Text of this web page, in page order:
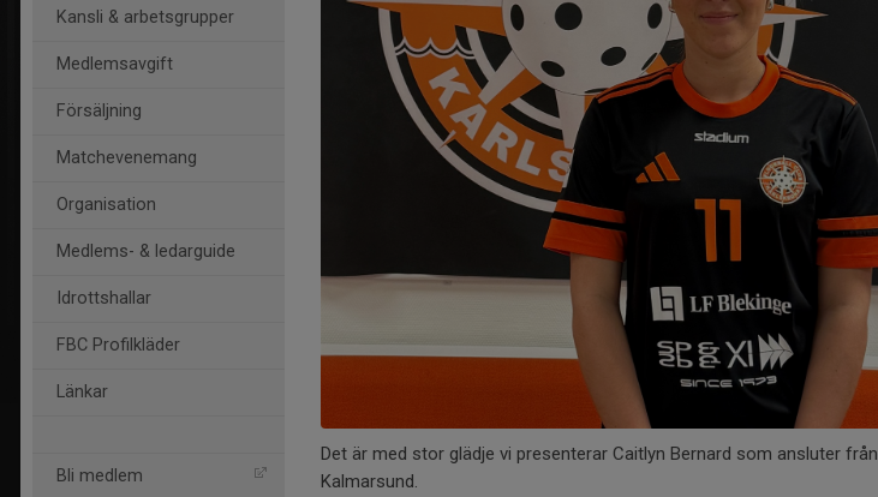
Kansli & arbetsgrupper
Medlemsavgift
Försäljning
Matchevenemang
Organisation
Medlems- & ledarguide
Idrottshallar
FBC Profilkläder
Länkar
Bli medlem
Det är med stor glädje vi presenterar Caitlyn Bernard som ansluter från
Kalmarsund.